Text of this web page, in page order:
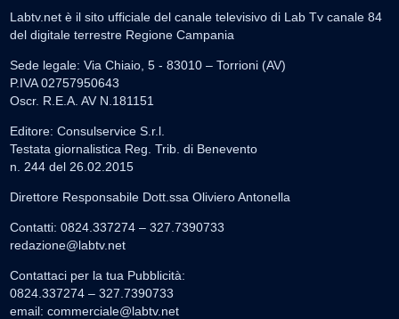
Labtv.net è il sito ufficiale del canale televisivo di Lab Tv canale 84
del digitale terrestre Regione Campania
Sede legale: Via Chiaio, 5 - 83010 – Torrioni (AV)
P.IVA 02757950643
Oscr. R.E.A. AV N.181151
Editore: Consulservice S.r.l.
Testata giornalistica Reg. Trib. di Benevento
n. 244 del 26.02.2015
Direttore Responsabile Dott.ssa Oliviero Antonella
Contatti: 0824.337274 – 327.7390733
redazione@labtv.net
Contattaci per la tua Pubblicità:
0824.337274 – 327.7390733
email: commerciale@labtv.net